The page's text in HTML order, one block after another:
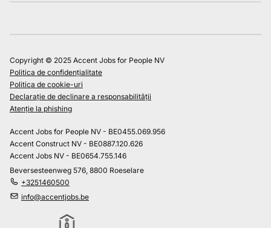
Copyright © 2025 Accent Jobs for People NV
Politica de confidențialitate
Politica de cookie-uri
Declarație de declinare a responsabilității
Atenție la phishing
Accent Jobs for People NV - BE0455.069.956
Accent Construct NV - BE0887.120.626
Accent Jobs NV - BE0654.755.146
Beversesteenweg 576, 8800 Roeselare
+3251460500
info@accentjobs.be